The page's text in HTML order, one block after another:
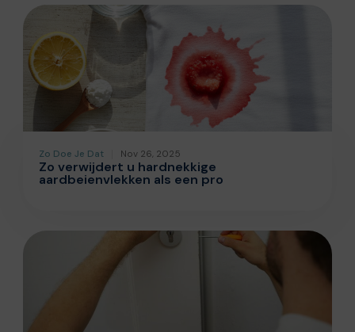
Zo Doe Je Dat Nov 26, 2025
Zo verwijdert u hardnekkige
aardbeienvlekken als een pro